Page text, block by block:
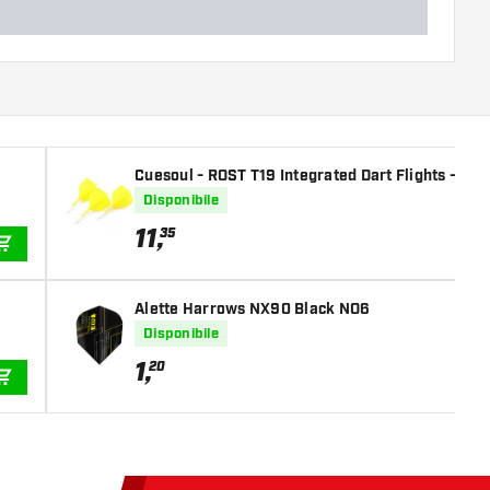
AGGIUNGI AL CARRELLO
AGGIUNGI AL CARRELLO
Cuesoul - ROST T19 Integrated Dart Flights -
Disponibile
11,35
Alette Harrows NX90 Black NO6
Disponibile
1,20